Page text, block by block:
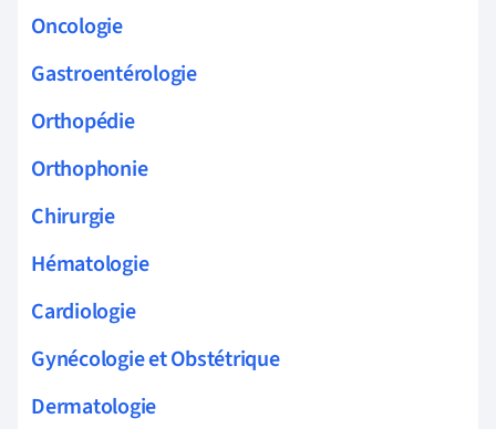
Oncologie
Gastroentérologie
Orthopédie
Orthophonie
Chirurgie
Hématologie
Cardiologie
Gynécologie et Obstétrique
Dermatologie